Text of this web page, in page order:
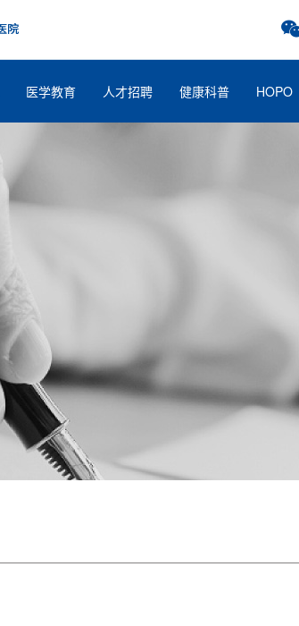
医学教育 人才招聘 健康科普 HOPO